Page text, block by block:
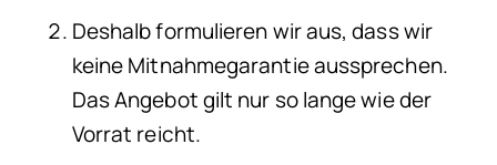
Deshalb formulieren wir aus, dass wir
keine Mitnahmegarantie aussprechen.
Das Angebot gilt nur so lange wie der
Vorrat reicht.